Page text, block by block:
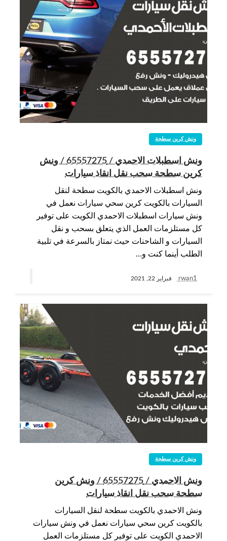
ونش كرين سطحة
ونش اسطبلات الاحمدي / 65557275 / ونش
كرين سطحة سحب نقل انقاذ سيارات
ونش اسطبلات الاحمدي بالكويت سطحة لنقل
السيارات بالكويت كرين سحي سيارات نعمل في
ونش سيارات اسطبلات الاحمدي الكويت على توفير
كل مستلزمات العمل الذي يتعلق بسحب و نقل
السيارات و الشاحنات حيث نمتاز بالسرعة في تلبية
الطلب أينما كنت و…
rwan1 فبراير 22, 2021
ونش كرين سطحة
ونش الاحمدي / 65557275 / ونش كرين
سطحة سحب نقل انقاذ سيارات
ونش الاحمدي بالكويت سطحة لنقل السيارات
بالكويت كرين سحي سيارات نعمل في ونش سيارات
الاحمدي الكويت على توفير كل مستلزمات العمل